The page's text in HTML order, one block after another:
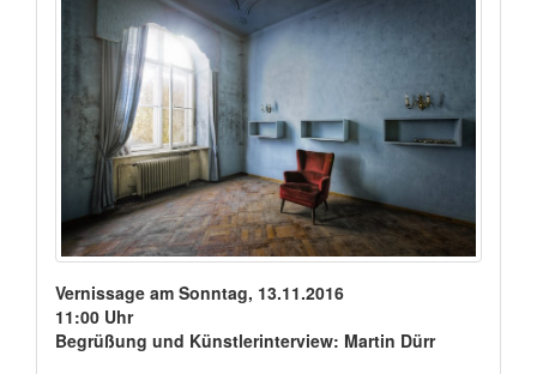
Vernissage am Sonntag, 13.11.2016
11:00 Uhr
Begrüßung und Künstlerinterview: Martin Dürr